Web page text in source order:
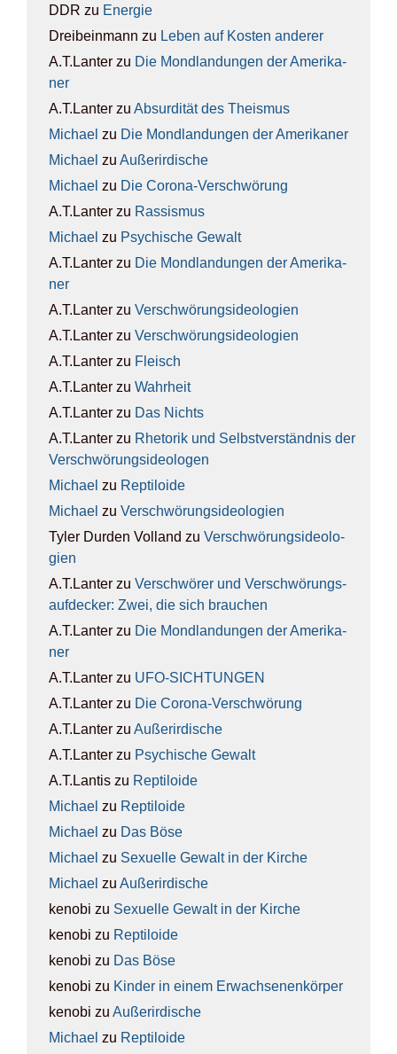
DDR zu Ener­gie
Dreibeinmann zu Leben auf Kos­ten ande­rer
A.T.Lanter zu Die Mond­lan­dun­gen der Ame­ri­ka­
ner
A.T.Lanter zu Absur­di­tät des The­is­mus
Michael zu Die Mond­lan­dun­gen der Ame­ri­ka­ner
Michael zu Außer­ir­di­sche
Michael zu Die Coro­na-Ver­schwö­rung
A.T.Lanter zu Ras­sis­mus
Michael zu Psy­chi­sche Gewalt
A.T.Lanter zu Die Mond­lan­dun­gen der Ame­ri­ka­
ner
A.T.Lanter zu Ver­schwö­rungs­ideo­lo­gien
A.T.Lanter zu Ver­schwö­rungs­ideo­lo­gien
A.T.Lanter zu Fleisch
A.T.Lanter zu Wahr­heit
A.T.Lanter zu Das Nichts
A.T.Lanter zu Rhe­to­rik und Selbst­ver­ständ­nis der
Ver­schwö­rungs­ideo­lo­gen
Michael zu Rep­ti­lo­ide
Michael zu Ver­schwö­rungs­ideo­lo­gien
Tyler Durden Volland zu Ver­schwö­rungs­ideo­lo­
gien
A.T.Lanter zu Ver­schwö­rer und Ver­schwö­rungs­
auf­de­cker: Zwei, die sich brau­chen
A.T.Lanter zu Die Mond­lan­dun­gen der Ame­ri­ka­
ner
A.T.Lanter zu UFO-SICH­TUN­GEN
A.T.Lanter zu Die Coro­na-Ver­schwö­rung
A.T.Lanter zu Außer­ir­di­sche
A.T.Lanter zu Psy­chi­sche Gewalt
A.T.Lantis zu Rep­ti­lo­ide
Michael zu Rep­ti­lo­ide
Michael zu Das Böse
Michael zu Sexu­el­le Gewalt in der Kir­che
Michael zu Außer­ir­di­sche
kenobi zu Sexu­el­le Gewalt in der Kir­che
kenobi zu Rep­ti­lo­ide
kenobi zu Das Böse
kenobi zu Kin­der in einem Erwach­se­nen­kör­per
kenobi zu Außer­ir­di­sche
Michael zu Rep­ti­lo­ide